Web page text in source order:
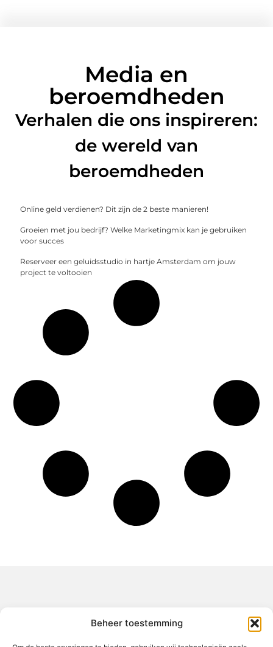
Beheer toestemming
Media en
beroemdheden
Verhalen die ons inspireren:
de wereld van
beroemdheden
Online geld verdienen? Dit zijn de 2 beste manieren!
Groeien met jou bedrijf? Welke Marketingmix kan je gebruiken
voor succes
Reserveer een geluidsstudio in hartje Amsterdam om jouw
project te voltooien
Jouw gids voor inspiratie en tips uit het dagelijks leven.
Ontdek een brede verzameling blogs en artikelen die je helpen
om het meeste uit elke dag te halen, met praktische adviezen